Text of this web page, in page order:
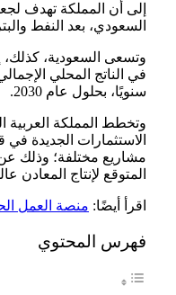
إلى أن المملكة تهدف
السعودي، بعد النفط
وتسعى السعودية، كذلك،
سنويًا، بحلول عام 2030.
مشاريع مختلفة؛ وذلك
المتوقع لإنتاج المعادن عالميًا بنحو
اقرأ أيضًا: منصة العمل
فهرس المحتوي